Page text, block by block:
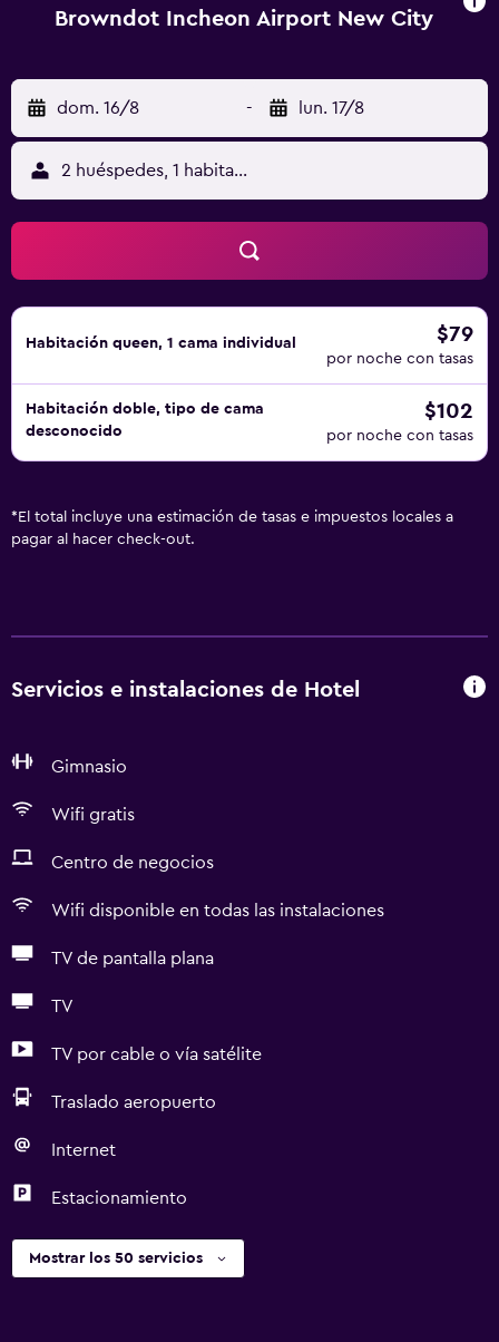
Incheon) está a 4 km.
Browndot Incheon Airport New City
dom. 16/8 - lun. 17/8
2 huéspedes, 1 habitación
Habitación queen, 1 cama individual $79
por noche con tasas
Habitación doble, tipo de cama
desconocido
$102
por noche con tasas
* El total incluye una estimación de tasas e impuestos locales a
pagar al hacer check-out.
Servicios e instalaciones de Hotel
Gimnasio
Wifi gratis
Centro de negocios
Wifi disponible en todas las instalaciones
TV de pantalla plana
TV
TV por cable o vía satélite
Traslado aeropuerto
Internet
Estacionamiento
Mostrar los 50 servicios